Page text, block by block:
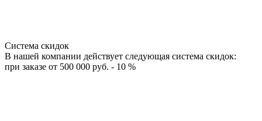
Система скидок
В нашей компании действует следующая система скидок:
при заказе от 500 000 руб. - 10 %